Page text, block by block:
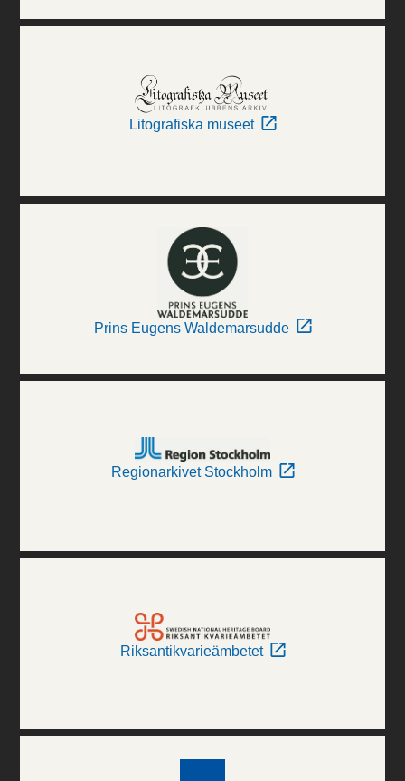
Litografiska museet
Prins Eugens Waldemarsudde
Regionarkivet Stockholm
Riksantikvarieämbetet